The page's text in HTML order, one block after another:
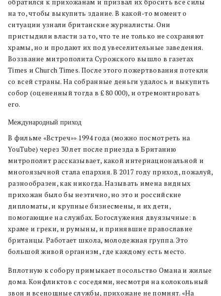
обратился к прихожанам и призвал их бросить все силы
на то, чтобы выкупить здание. В какой-то момент о
ситуации узнали британские журналисты. Они
пристыдили власти за то, что те не только не сохраняют
храмы, но и продают их под увеселительные заведения.
Воззвание митрополита Сурожского вышло в газетах
Times и Church Times. После этого пожертвования потекли
со всей страны. На собранные деньги удалось и выкупить
собор (оцененный тогда в £ 80 000), и отремонтировать
его.
Международный приход
В фильме «Встреч»» 1994 года (можно посмотреть на
YouTube) через 30 лет после приезда в Британию
митрополит рассказывает, какой интернациональной и
многоязычной стала епархия. В 2017 году приход, пожалуй,
разнообразен, как никогда. Называть имена видных
прихожан было бы неэтично, но это и российские
дипломаты, и крупные бизнесмены, и их дети,
помогающие на службах. Богослужения двуязычные: в
храме и греки, и румыны, и принявшие православие
британцы. Работает школа, молодежная группа. Это
большой живой организм, где каждому есть место.
Вплотную к собору примыкает посольство Омана и жилые
дома. Конфликтов с соседями, несмотря на колокольный
звон и всенощные службы, прихожане не помнят. «На